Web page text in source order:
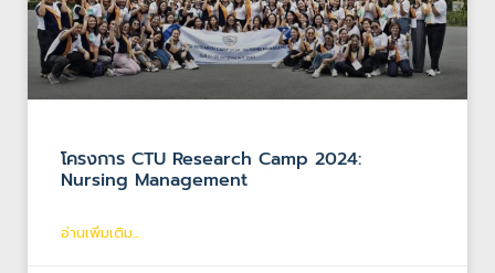
โครงการ CTU Research Camp 2024:
Nursing Management
อ่านเพิ่มเติม...